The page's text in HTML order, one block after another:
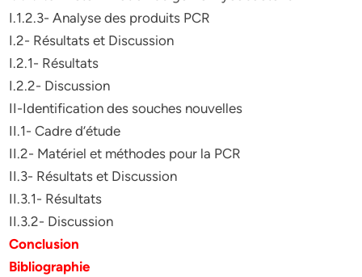
I.1.2.3- Analyse des produits PCR
I.2- Résultats et Discussion
I.2.1- Résultats
I.2.2- Discussion
II-Identification des souches nouvelles
II.1- Cadre d’étude
II.2- Matériel et méthodes pour la PCR
II.3- Résultats et Discussion
II.3.1- Résultats
II.3.2- Discussion
Conclusion
Bibliographie